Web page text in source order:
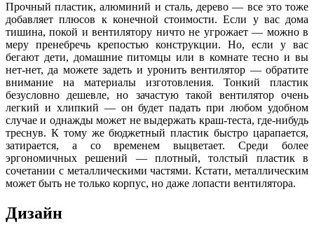
Прочный пластик, алюминий и сталь, дерево — все это тоже
добавляет плюсов к конечной стоимости. Если у вас дома
тишина, покой и вентилятору ничто не угрожает — можно в
меру пренебречь крепостью конструкции. Но, если у вас
бегают дети, домашние питомцы или в комнате тесно и вы
нет-нет, да можете задеть и уронить вентилятор — обратите
внимание на материалы изготовления. Тонкий пластик
безусловно дешевле, но зачастую такой вентилятор очень
легкий и хлипкий — он будет падать при любом удобном
случае и однажды может не выдержать краш-теста, где-нибудь
треснув. К тому же бюджетный пластик быстро царапается,
затирается, а со временем выцветает.Среди более
эргономичных решений — плотный, толстый пластик в
сочетании с металлическими частями. Кстати, металлическим
может быть не только корпус, но даже лопасти вентилятора.
Дизайн